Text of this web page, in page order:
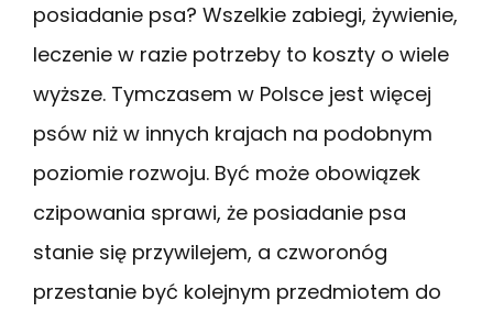
posiadanie psa? Wszelkie zabiegi, żywienie,
leczenie w razie potrzeby to koszty o wiele
wyższe. Tymczasem w Polsce jest więcej
psów niż w innych krajach na podobnym
poziomie rozwoju. Być może obowiązek
czipowania sprawi, że posiadanie psa
stanie się przywilejem, a czworonóg
przestanie być kolejnym przedmiotem do